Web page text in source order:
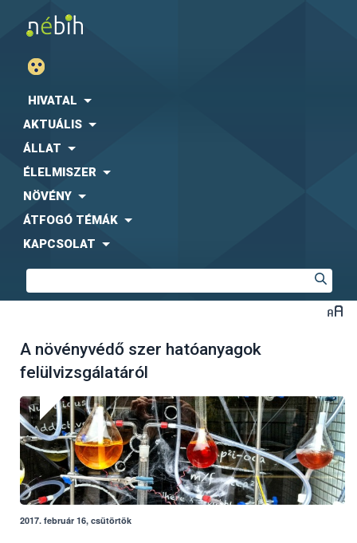
HIVATAL
AKTUÁLIS
ÁLLAT
ÉLELMISZER
NÖVÉNY
ÁTFOGÓ TÉMÁK
KAPCSOLAT
A növényvédő szer hatóanyagok
felülvizsgálatáról
2017. február 16, csütörtök